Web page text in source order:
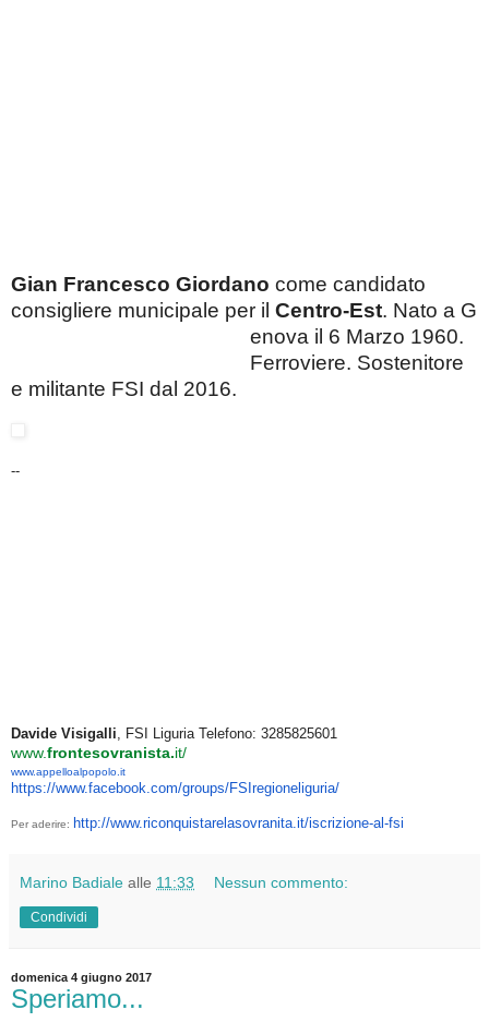
Gian Francesco Giordano come candidato
consigliere municipale per il Centro-Est. Nato a G
enova il 6 Marzo 1960.
Ferroviere. Sostenitore
e militante FSI dal 2016.
--
Davide Visigalli , FSI Liguria Telefono: 3285825601
www.frontesovranista.it/
www.appelloalpopolo.it
https://www.facebook.com/groups/FSIregioneliguria/
Per aderire: http://www.riconquistarelasovranita.it/iscrizione-al-fsi
Marino Badiale alle 11:33 Nessun commento:
Condividi
domenica 4 giugno 2017
Speriamo...